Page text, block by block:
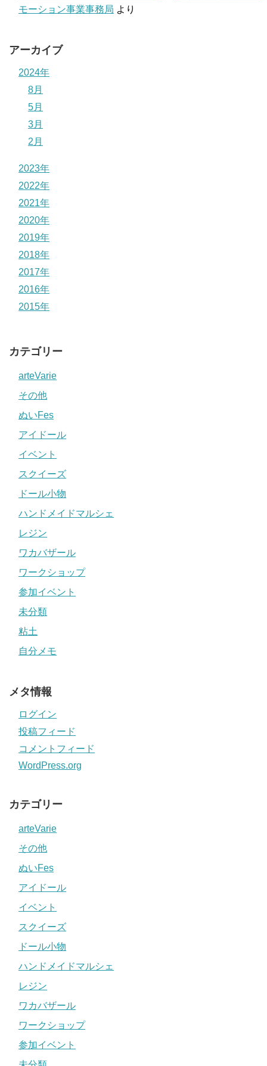
モーション事業事務局 より
アーカイブ
2024年
8月
5月
3月
2月
2023年
2022年
2021年
2020年
2019年
2018年
2017年
2016年
2015年
カテゴリー
arteVarie
その他
ぬいFes
アイドール
イベント
スクイーズ
ドール小物
ハンドメイドマルシェ
レジン
ワカバザール
ワークショップ
参加イベント
未分類
粘土
自分メモ
メタ情報
ログイン
投稿フィード
コメントフィード
WordPress.org
カテゴリー
arteVarie
その他
ぬいFes
アイドール
イベント
スクイーズ
ドール小物
ハンドメイドマルシェ
レジン
ワカバザール
ワークショップ
参加イベント